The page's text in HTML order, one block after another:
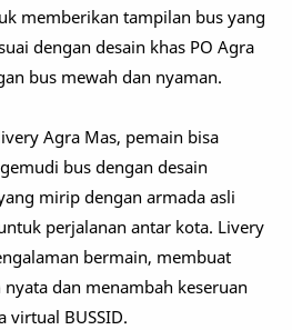
memberikan tampilan bus yang
dengan desain khas PO Agra
bus mewah dan nyaman.
Agra Mas, pemain bisa
bus dengan desain
mirip dengan armada asli
perjalanan antar kota. Livery
bermain, membuat
dan menambah keseruan
virtual BUSSID.